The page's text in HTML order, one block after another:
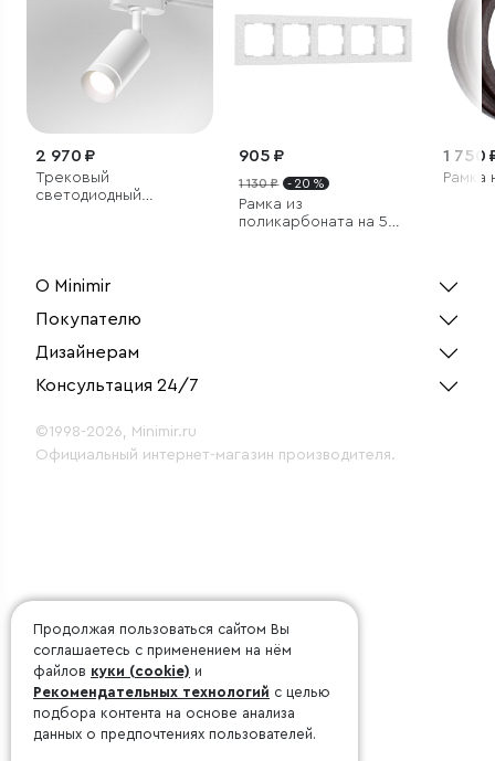
2 970 ₽
Трековый
светодиодный
(1 шт.)
905 ₽
1 130 ₽ - 20 %
Рамка из
поликарбоната на 5
1 750
Рамка
О Minimir
Покупателю
Дизайнерам
Консультация 24/7
©1998-2026, Minimir.ru
Официальный интернет-магазин производителя.
Продолжая пользоваться сайтом Вы
соглашаетесь с применением на нём
файлов куки (cookie) и
Рекомендательных технологий с целью
подбора контента на основе анализа
данных о предпочтениях пользователей.